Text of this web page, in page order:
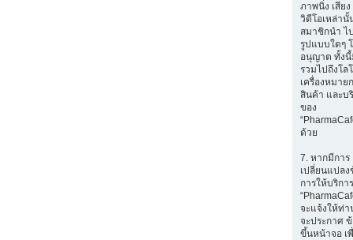
ภาพนิ่ง เสีย
วิดีโอเหล่า
สมาชิกนำ ไ
รูปแบบใดๆ
อนุญาต ทั้ง
รวมไปถึงโล
เครื่องหมาย
สินค้า และบ
ของ
ด้วย
7. หากมีการ
เปลี่ยนแปล
การให้บริการ
จะแจ้งให้ท่
จะประกาศ
ขึ้นหน้าจอ เ